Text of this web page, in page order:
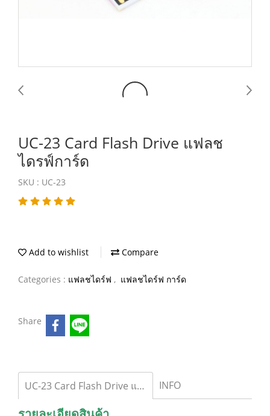
UC-23 Card Flash Drive แฟลช
ไดรฟ์การ์ด
SKU : UC-23
Add to wishlist Compare
Categories : แฟลชไดร์ฟ , แฟลชไดร์ฟ การ์ด
Share
UC-23 Card Flash Drive แฟลชไดรฟ์การ์ด INFO